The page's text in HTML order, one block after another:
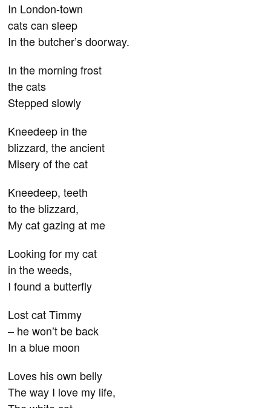
In London-town
cats can sleep
In the butcher’s doorway.
In the morning frost
the cats
Stepped slowly
Kneedeep in the
blizzard, the ancient
Misery of the cat
Kneedeep, teeth
to the blizzard,
My cat gazing at me
Looking for my cat
in the weeds,
I found a butterfly
Lost cat Timmy
– he won’t be back
In a blue moon
Loves his own belly
The way I love my life,